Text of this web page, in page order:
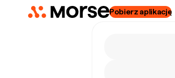
Pobierz aplikację